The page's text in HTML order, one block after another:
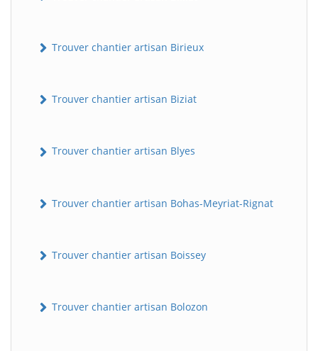
Trouver chantier artisan Birieux
Trouver chantier artisan Biziat
Trouver chantier artisan Blyes
Trouver chantier artisan Bohas-Meyriat-Rignat
Trouver chantier artisan Boissey
Trouver chantier artisan Bolozon